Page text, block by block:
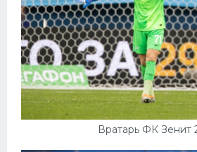
Вратарь ФК Зенит